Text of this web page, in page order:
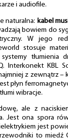
i audiofile.
naturalna: kabel
bowiem do
W jego
stosuje
tłumienia
Interkonekt KBL
z zewnątrz –
płyn
wibracje.
ale z
Jest ona spora
jest
to miedź